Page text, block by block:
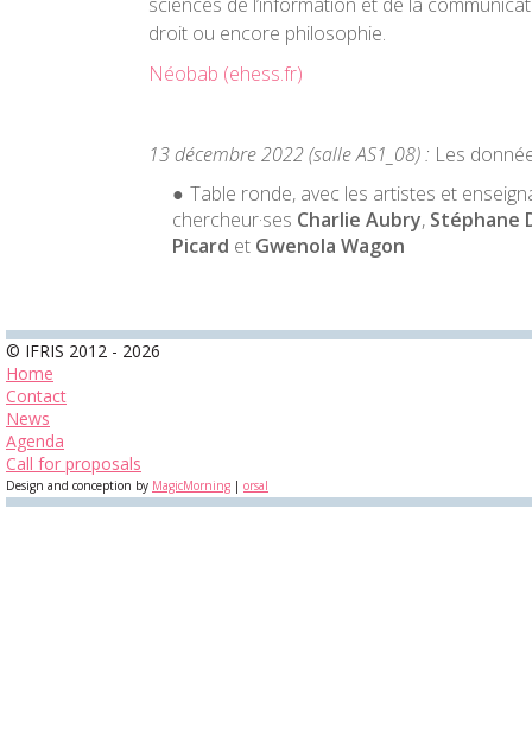
droit ou encore philosophie.
Néobab (ehess.fr)
13 décembre 2022(salle AS1_08): Les
Table ronde, avec les artistes et
chercheur·ses Charlie Aubry, Stéphane
Picard et Gwenola Wagon
© IFRIS 2012 - 2026
Home
Contact
News
Agenda
Call for proposals
Design and conception by MagicMorning | orsal